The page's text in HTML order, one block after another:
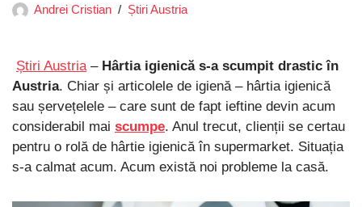
Andrei Cristian Știri Austria
Știri Austria– Hârtia igienică s-a scumpit drastic în
Austria. Chiar și articolele de igienă – hârtia igienică
sau șervețelele – care sunt de fapt ieftine devin acum
considerabil mai scumpe. Anul trecut, clienții se certau
pentru o rolă de hârtie igienică în supermarket. Situația
s-a calmat acum. Acum există noi probleme la casă.